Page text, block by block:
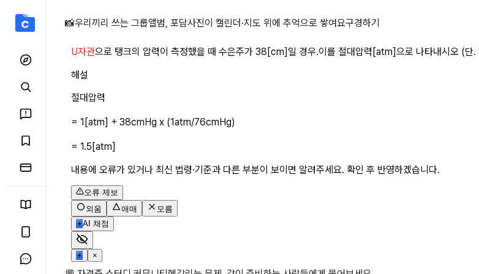
U자관 상세 페이지
📸우리끼리 쓰는 그룹앨범, 포담사진이 캘린더·지도 위에 추억으로 쌓여요구경하기
U자관으로 탱크의 압력이 측정했을 때 수은주가 38[cm]일 경우.이를 절대압력[atm]으로 나타내시오 (
해설
절대압력
= 1[atm] + 38cmHg x (1atm/76cmHg)
= 1.5[atm]
내용에 오류가 있거나 최신 법령·기준과 다른 부분이 보이면 알려주세요. 확인 후 반영하겠습니다.
오류 제보
외움
애매
모름
✳AI 채점
✳ ×